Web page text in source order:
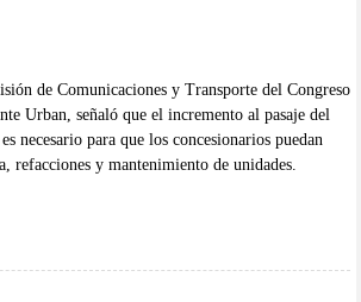
de Comunicaciones y Transporte del Congreso
Urban, señaló que el incremento al pasaje del
necesario para que los concesionarios puedan
refacciones y mantenimiento de unidades.